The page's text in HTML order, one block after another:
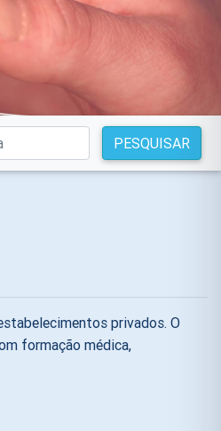
PESQUISAR
privados. O
formação médica,